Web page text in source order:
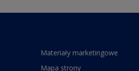
Materiały marketingowe
Mapa strony